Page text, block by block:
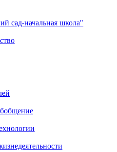
сад-начальная школа"